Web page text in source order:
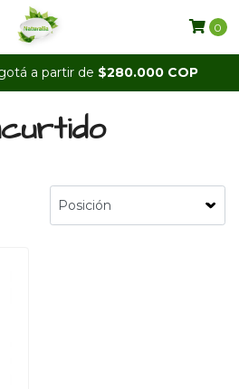
a partir de $280.000 COP
0